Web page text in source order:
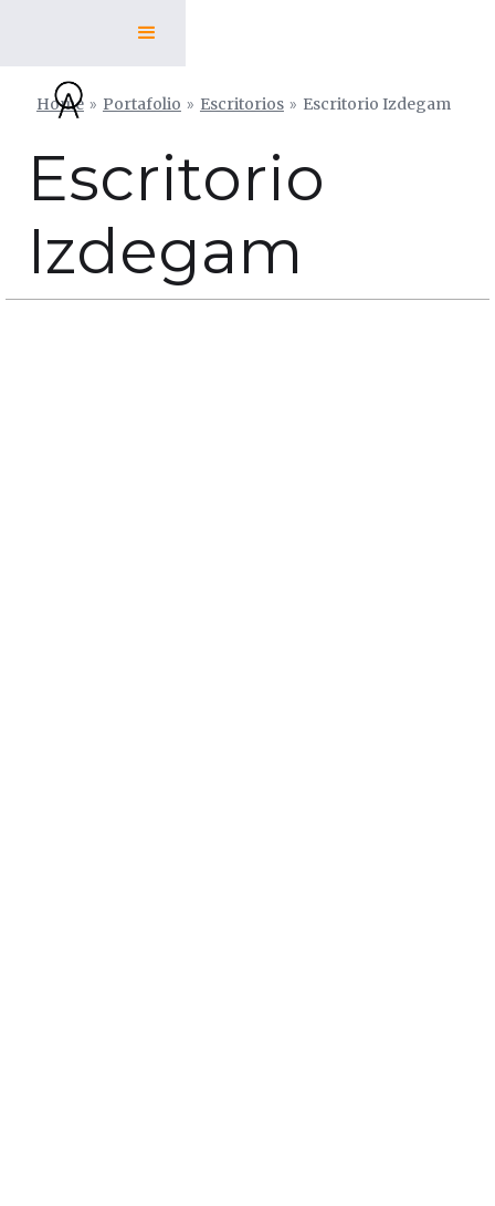
Home » Portafolio » Escritorios » Escritorio Izdegam
Escritorio
Izdegam